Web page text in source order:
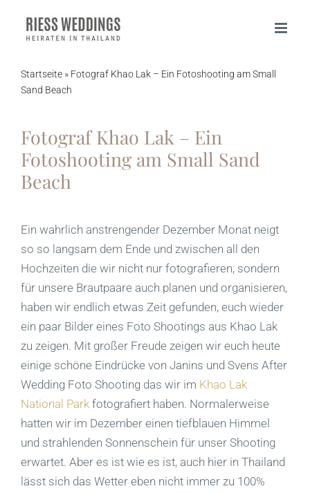
Inhalt
Startseite» Fotograf Khao Lak – Ein Fotoshooting am Small
Sand Beach
Fotograf Khao Lak – Ein
Fotoshooting am Small Sand
Beach
Ein wahrlich anstrengender Dezember Monat neigt
so so langsam dem Ende und zwischen all den
Hochzeiten die wir nicht nur fotografieren, sondern
für unsere Brautpaare auch planen und organisieren,
haben wir endlich etwas Zeit gefunden, euch wieder
ein paar Bilder eines Foto Shootings aus Khao Lak
zu zeigen. Mit großer Freude zeigen wir euch heute
einige schöne Eindrücke von Janins und Svens After
Wedding Foto Shooting das wir im Khao Lak
National Parkfotografiert haben. Normalerweise
hatten wir im Dezember einen tiefblauen Himmel
und strahlenden Sonnenschein für unser Shooting
erwartet. Aber es ist wie es ist, auch hier in Thailand
lässt sich das Wetter eben nicht immer zu 100%